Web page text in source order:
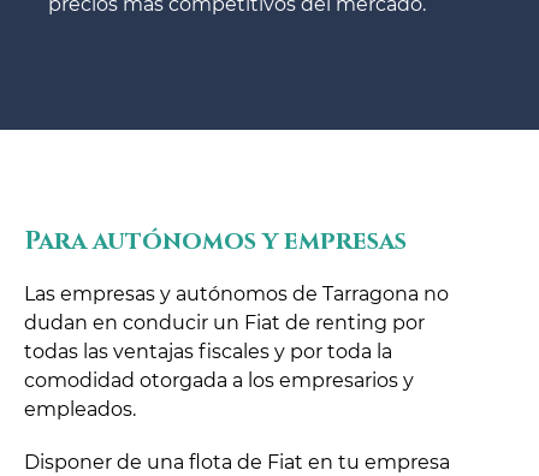
precios más competitivos del mercado.
Para autónomos y empresas
Las empresas y autónomos de Tarragona no
dudan en conducir un Fiat de renting por
todas las ventajas fiscales y por toda la
comodidad otorgada a los empresarios y
empleados.
Disponer de una flota de Fiat en tu empresa